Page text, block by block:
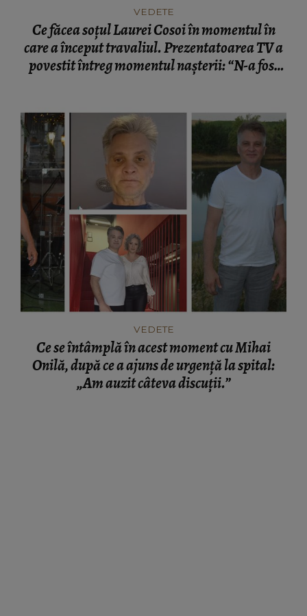
VEDETE
Ce făcea soțul Laurei Cosoi în momentul în
care a început travaliul. Prezentatoarea TV a
povestit întreg momentul nașterii: “N-a fost
VEDETE
Ce se întâmplă în acest moment cu Mihai
Onilă, după ce a ajuns de urgență la spital:
„Am auzit câteva discuții.”